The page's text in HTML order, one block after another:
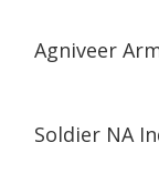
Agniveer
Soldier NA